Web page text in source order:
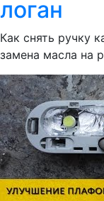
логан
Как снять ручку
замена масла на